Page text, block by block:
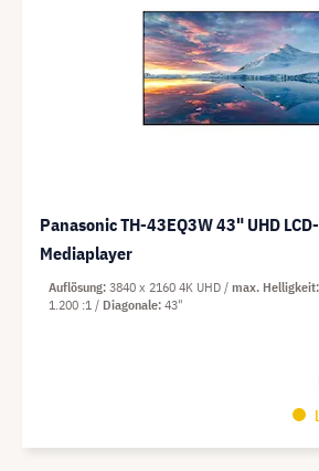
Panasonic TH-43EQ3W 43" UHD
Mediaplayer
Auflösung 3840 x 2160 4K UHD max. Helligkeit
1.200 :1
Diagonale 43"